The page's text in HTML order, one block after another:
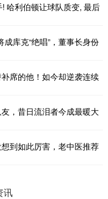
哈利伯顿让球队质变, 最后
库克“绝唱”，董事长身份
席的他！如今却逆袭连续
，昔日流泪者今成最暖大
到如此厉害，老中医推荐
讯